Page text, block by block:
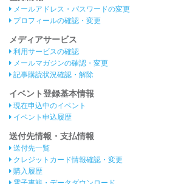
メールアドレス・パスワードの変更
プロフィールの確認・変更
メディアサービス
利用サービスの確認
メールマガジンの確認・変更
記事購読状況確認・解除
イベント登録基本情報
現在申込中のイベント
イベント申込履歴
送付先情報・支払情報
送付先一覧
クレジットカード情報確認・変更
購入履歴